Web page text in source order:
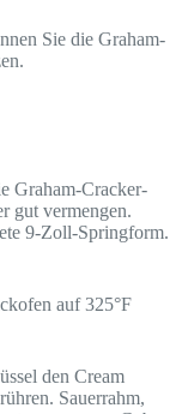
Sie die Graham-
Graham-Cracker-
gut vermengen.
9-Zoll-Springform.
auf 325°F
den Cream
Sauerrahm,